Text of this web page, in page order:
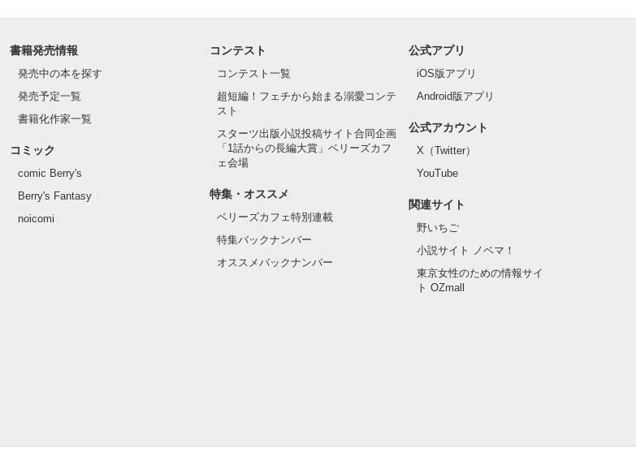
書籍発売情報
発売中の本を探す
発売予定一覧
書籍化作家一覧
コミック
comic Berry's
Berry's Fantasy
noicomi
コンテスト
コンテスト一覧
超短編！フェチから始まる溺愛コンテ
スト
スターツ出版小説投稿サイト合同企画
「1話からの長編大賞」ベリーズカフ
ェ会場
特集・オススメ
ベリーズカフェ特別連載
特集バックナンバー
オススメバックナンバー
公式アプリ
iOS版アプリ
Android版アプリ
公式アカウント
X（Twitter）
YouTube
関連サイト
野いちご
小説サイト ノベマ！
東京女性のための情報サイ
ト OZmall